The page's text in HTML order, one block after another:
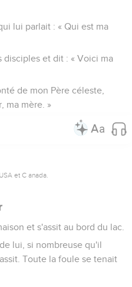
lui parlait : « Qui est ma
disciples et dit : « Voici ma
de mon Père céleste,
ma mère. »
et C anada.
et s'assit au bord du lac.
lui, si nombreuse qu'il
Toute la foule se tenait